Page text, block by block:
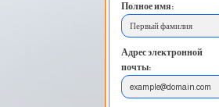
Полное имя:
Первый фамилия
Адрес электронной
почты:
example@domain.com